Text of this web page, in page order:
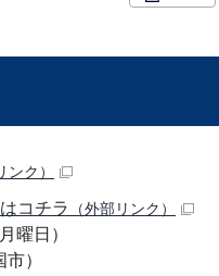
ンク）
コチラ （外部リンク）
曜日）
）